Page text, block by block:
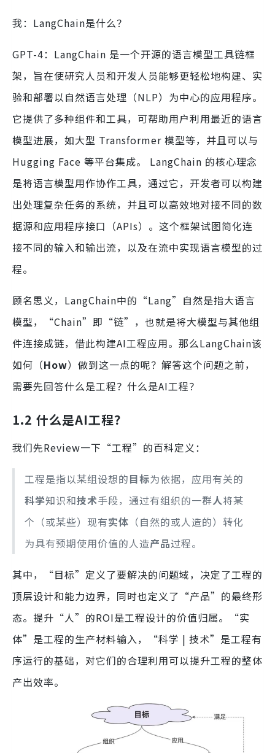
我：LangChain是什么？
GPT-4：LangChain 是一个开源的语言模型工具链框
架，旨在使研究人员和开发人员能够更轻松地构建、实
验和部署以自然语言处理（NLP）为中心的应用程序。
它提供了多种组件和工具，可帮助用户利用最近的语言
模型进展，如大型 Transformer 模型等，并且可以与
Hugging Face 等平台集成。 LangChain 的核心理念
是将语言模型用作协作工具，通过它，开发者可以构建
出处理复杂任务的系统，并且可以高效地对接不同的数
据源和应用程序接口（APIs）。这个框架试图简化连
接不同的输入和输出流，以及在流中实现语言模型的过
程。
顾名思义，LangChain中的“Lang”自然是指大语言
模型，“Chain”即“链”，也就是将大模型与其他组
件连接成链，借此构建AI工程应用。那么LangChain该
如何（How）做到这一点的呢？解答这个问题之前，
需要先回答什么是工程？什么是AI工程？
1.2 什么是AI工程？
我们先Review一下“工程”的百科定义：
工程是指以某组设想的目标为依据，应用有关的
科学知识和技术手段，通过有组织的一群人将某
个（或某些）现有实体 （自然的或人造的）转化
为具有预期使用价值的人造产品过程。
其中，“目标”定义了要解决的问题域，决定了工程的
顶层设计和能力边界，同时也定义了“产品”的最终形
态。提升“人”的ROI是工程设计的价值归属。“实
体”是工程的生产材料输入，“科学 | 技术”是工程有
序运行的基础，对它们的合理利用可以提升工程的整体
产出效率。